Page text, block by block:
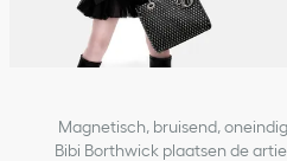
Magnetisch, bruisend,
Bibi Borthwick plaatsen de